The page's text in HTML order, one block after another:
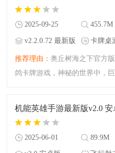
2025-09-25 455.7M
v2.2.0.72 最新版 卡牌桌
推荐理由： 奥丘树海之下官方
鸽卡牌游戏，神秘的世界中，
相，抵御邪恶黑雾的侵袭，感
机能英雄手游最新版v2.0 安
2025-06-01 89.9M